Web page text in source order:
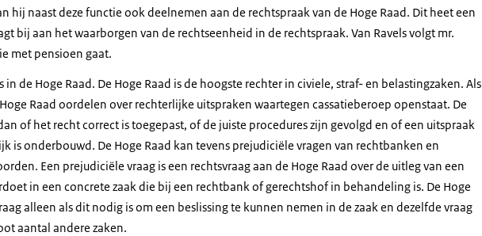
hij naast deze functie ook deelnemen aan de rechtspraak van de Hoge Raad. Dit heet een
bij aan het waarborgen van de rechtseenheid in de rechtspraak. Van Ravels volgt mr.
met pensioen gaat.
in de Hoge Raad. De Hoge Raad is de hoogste rechter in civiele, straf- en belastingzaken. Als
Raad oordelen over rechterlijke uitspraken waartegen cassatieberoep openstaat. De
of het recht correct is toegepast, of de juiste procedures zijn gevolgd en of een uitspraak
is onderbouwd. De Hoge Raad kan tevens prejudiciële vragen van rechtbanken en
Een prejudiciële vraag is een rechtsvraag aan de Hoge Raad over de uitleg van een
in een concrete zaak die bij een rechtbank of gerechtshof in behandeling is. De Hoge
alleen als dit nodig is om een beslissing te kunnen nemen in de zaak en dezelfde vraag
aantal andere zaken.